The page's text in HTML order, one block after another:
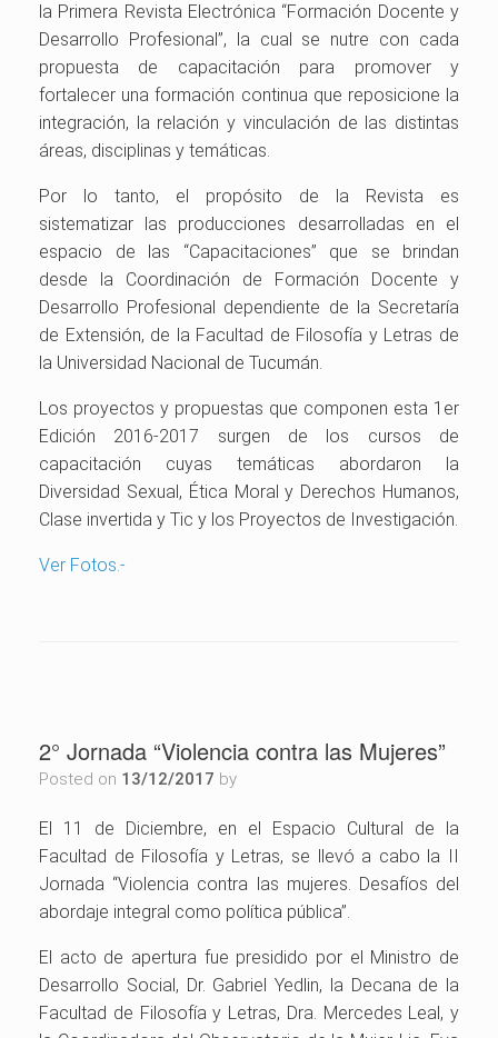
la Primera Revista Electrónica “Formación Docente y
Desarrollo Profesional”, la cual se nutre con cada
propuesta de capacitación para promover y
fortalecer una formación continua que reposicione la
integración, la relación y vinculación de las distintas
áreas, disciplinas y temáticas.
Por lo tanto, el propósito de la Revista es
sistematizar las producciones desarrolladas en el
espacio de las “Capacitaciones” que se brindan
desde la Coordinación de Formación Docente y
Desarrollo Profesional dependiente de la Secretaría
de Extensión, de la Facultad de Filosofía y Letras de
la Universidad Nacional de Tucumán.
Los proyectos y propuestas que componen esta 1er
Edición 2016-2017 surgen de los cursos de
capacitación cuyas temáticas abordaron la
Diversidad Sexual, Ética Moral y Derechos Humanos,
Clase invertida y Tic y los Proyectos de Investigación.
Ver Fotos.-
2° Jornada “Violencia contra las Mujeres”
Posted on 13/12/2017 by
El 11 de Diciembre, en el Espacio Cultural de la
Facultad de Filosofía y Letras, se llevó a cabo la II
Jornada “Violencia contra las mujeres. Desafíos del
abordaje integral como política pública”.
El acto de apertura fue presidido por el Ministro de
Desarrollo Social, Dr. Gabriel Yedlin, la Decana de la
Facultad de Filosofía y Letras, Dra. Mercedes Leal, y